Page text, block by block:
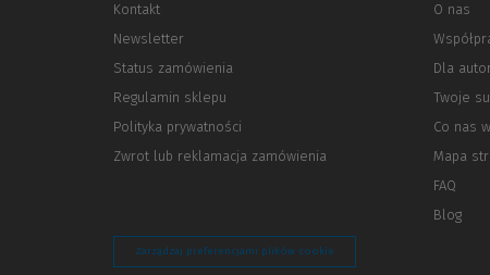
Kontakt
Newsletter
Status zamówienia
Regulamin sklepu
Polityka prywatności
innej
Zwrot lub reklamacja zamówienia
O nas
Dla
Twoje
Co nas
Mapa
FAQ
Blog
Zarządzaj preferencjami plików cookie